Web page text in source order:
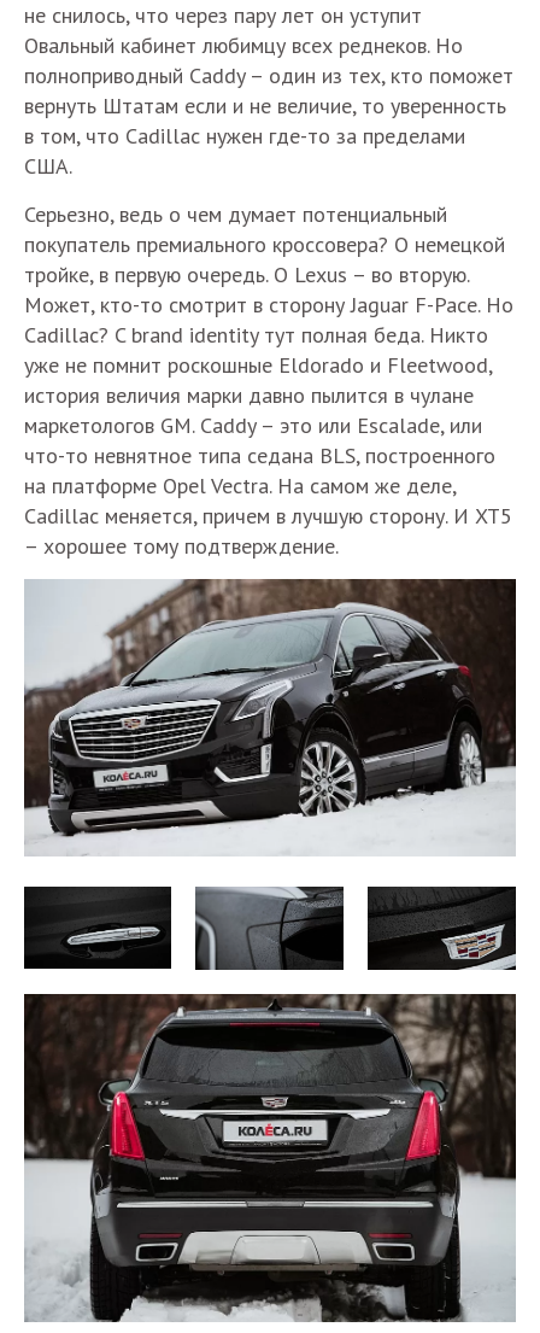
не снилось, что через пару лет он уступит
Овальный кабинет любимцу всех реднеков. Но
полноприводный Caddy – один из тех, кто поможет
вернуть Штатам если и не величие, то уверенность
в том, что Cadillac нужен где-то за пределами
США.
Серьезно, ведь о чем думает потенциальный
покупатель премиального кроссовера? О немецкой
тройке, в первую очередь. О Lexus – во вторую.
Может, кто-то смотрит в сторону Jaguar F-Pace. Но
Cadillac? C brand identity тут полная беда. Никто
уже не помнит роскошные Eldorado и Fleetwood,
история величия марки давно пылится в чулане
маркетологов GM. Caddy – это или Escalade, или
что-то невнятное типа седана BLS, построенного
на платформе Opel Vectra. На самом же деле,
Cadillac меняется, причем в лучшую сторону. И XT5
– хорошее тому подтверждение.